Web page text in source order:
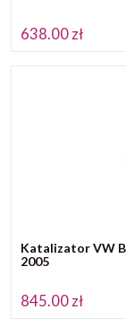
638.00 zł
Katalizator VW
2005
845.00 zł